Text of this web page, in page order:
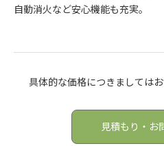
自動消火など安心機能も充実。
具体的な価格につきましては
見積もり・お